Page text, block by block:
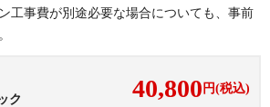
工事費が別途必要な場合についても、事前
ク
40,800 円(税込)